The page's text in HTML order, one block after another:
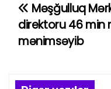
Y
a
Məşğulluq
direktoru 46 min
mənimsəyib